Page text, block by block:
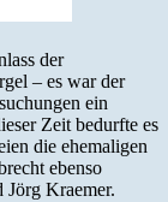
der
– es war der
ein
Zeit bedurfte es
die ehemaligen
ebenso
Jörg Kraemer.